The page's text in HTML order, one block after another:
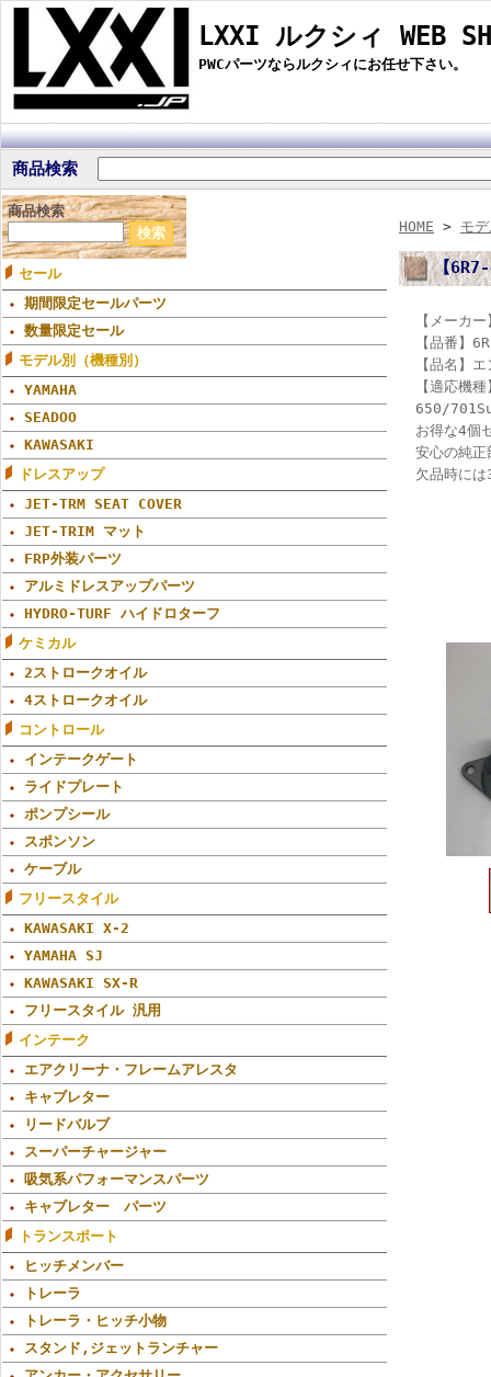
LXXI ルクシィ WEB
PWCパーツならルクシィにお任せ下さい。
商品検索
商品検索
セール
期間限定セールパーツ
数量限定セール
モデル別（機種別）
YAMAHA
SEADOO
KAWASAKI
ドレスアップ
JET-TRM SEAT COVER
JET-TRIM マット
FRP外装パーツ
アルミドレスアップパーツ
HYDRO-TURF ハイドロターフ
ケミカル
2ストロークオイル
4ストロークオイル
コントロール
インテークゲート
ライドプレート
ポンプシール
スポンソン
ケーブル
フリースタイル
KAWASAKI X-2
YAMAHA SJ
KAWASAKI SX-R
フリースタイル 汎用
インテーク
エアクリーナ・フレームアレスタ
キャブレター
リードバルブ
スーパーチャージャー
吸気系パフォーマンスパーツ
キャブレター パーツ
トランスポート
ヒッチメンバー
トレーラ
トレーラ・ヒッチ小物
スタンド,ジェットランチャー
HOME > モ
【
【メーカー
【品番】
【品名】
【適応機種
650/
お得な4個
安心の純正
欠品時に